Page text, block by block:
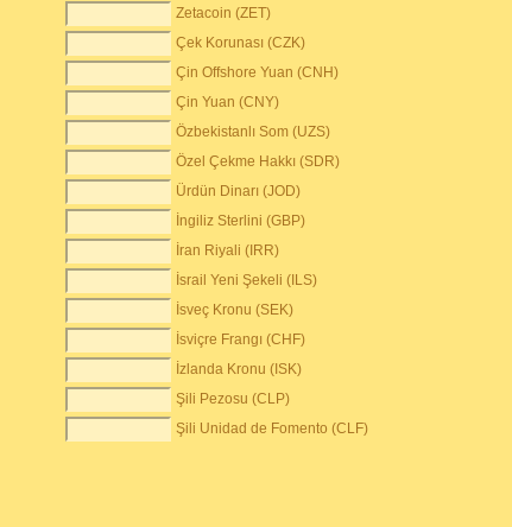
Zetacoin (ZET)
Çek Korunası (CZK)
Çin Offshore Yuan (CNH)
Çin Yuan (CNY)
Özbekistanlı Som (UZS)
Özel Çekme Hakkı (SDR)
Ürdün Dinarı (JOD)
İngiliz Sterlini (GBP)
İran Riyali (IRR)
İsrail Yeni Şekeli (ILS)
İsveç Kronu (SEK)
İsviçre Frangı (CHF)
İzlanda Kronu (ISK)
Şili Pezosu (CLP)
Şili Unidad de Fomento (CLF)